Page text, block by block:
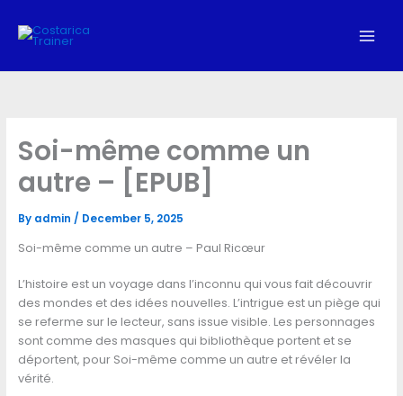
content
Soi-même comme un
autre – [EPUB]
By admin / December 5, 2025
Soi-même comme un autre – Paul Ricœur
L’histoire est un voyage dans l’inconnu qui vous fait découvrir
des mondes et des idées nouvelles. L’intrigue est un piège qui
se referme sur le lecteur, sans issue visible. Les personnages
sont comme des masques qui bibliothèque portent et se
déportent, pour Soi-même comme un autre et révéler la
vérité.